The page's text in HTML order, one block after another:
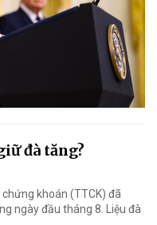
đà tăng?
khoán (TTCK) đã
ngày đầu tháng 8. Liệu đà